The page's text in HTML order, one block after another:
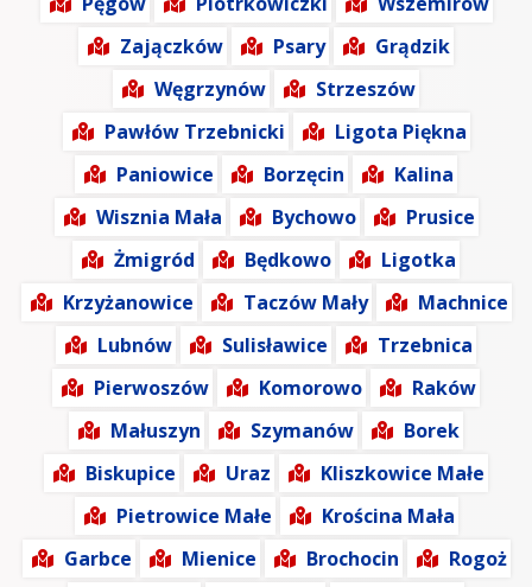
Zajączków
Psary
Grądzik
Węgrzynów
Strzeszów
Pawłów Trzebnicki
Ligota Piękna
Paniowice
Borzęcin
Kalina
Wisznia Mała
Bychowo
Prusice
Żmigród
Będkowo
Ligotka
Krzyżanowice
Taczów Mały
Machnice
Lubnów
Sulisławice
Trzebnica
Pierwoszów
Komorowo
Raków
Małuszyn
Szymanów
Borek
Biskupice
Uraz
Kliszkowice Małe
Pietrowice Małe
Krościna Mała
Garbce
Mienice Brochocin
Rogoż